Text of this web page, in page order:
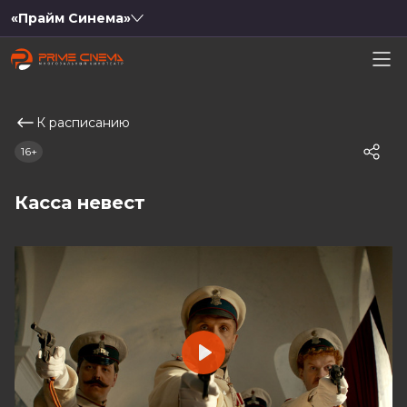
«Прайм Синема»
К расписанию
Касса невест
16+
Play